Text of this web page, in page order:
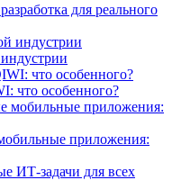
для реального
что особенного?
приложения: